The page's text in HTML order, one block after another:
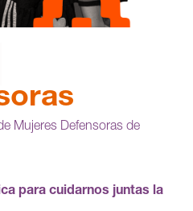
Mujeres Defensoras de
para cuidarnos juntas la